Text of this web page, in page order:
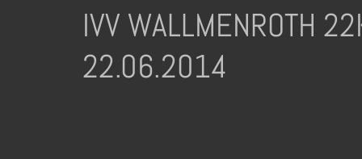
IVV WALLMENROTH
22.06.2014